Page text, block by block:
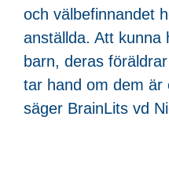
och välbefinnandet
anställda. Att kunna
barn, deras
tar hand om dem är
säger BrainLits vd